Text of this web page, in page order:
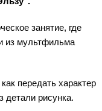
занятие, где
из мультфильма
передать характер
детали рисунка.